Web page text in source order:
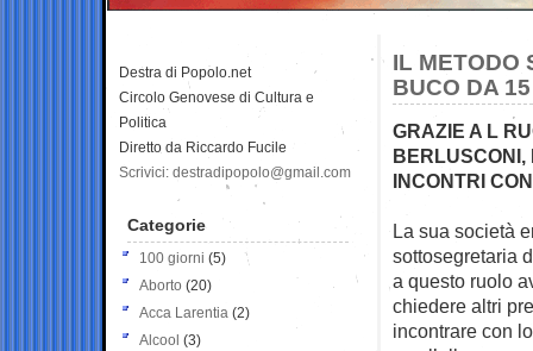
IL METODO
BUCO DA
GRAZIE A L
BERLUSCONI,
INCONTRI
La sua società
sottosegretaria
a questo ruolo
chiedere altri
incontrare con
Destra di Popolo.net
Circolo Genovese di Cultura e
Politica
Diretto da Riccardo Fucile
Scrivici: destradipopolo@gmail.com
Categorie
100 giorni (5)
Aborto (20)
Acca Larentia (2)
Alcool (3)